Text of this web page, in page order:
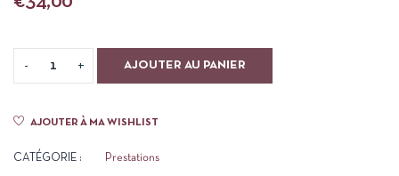
AJOUTER AU PANIER
AJOUTER À MA WISHLIST
CATÉGORIE : Prestations